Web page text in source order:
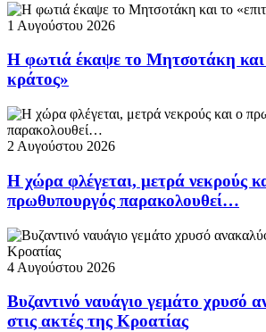
1 Αυγούστου 2026
Η φωτιά έκαψε το Μητσοτάκη και
κράτος»
2 Αυγούστου 2026
Η χώρα φλέγεται, μετρά νεκρούς
πρωθυπουργός παρακολουθεί…
4 Αυγούστου 2026
Βυζαντινό ναυάγιο γεμάτο χρυσό
στις ακτές της Κροατίας